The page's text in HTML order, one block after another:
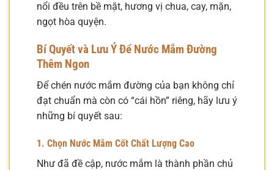
nổi đều trên bề mặt, hương vị chua, cay, mặn,
ngọt hòa quyện.
Bí Quyết và Lưu Ý Để Nước Mắm Đường
Thêm Ngon
Để chén nước mắm đường của bạn không chỉ
đạt chuẩn mà còn có “cái hồn” riêng, hãy lưu ý
những bí quyết sau:
1. Chọn Nước Mắm Cốt Chất Lượng Cao
Như đã đề cập, nước mắm là thành phần chủ